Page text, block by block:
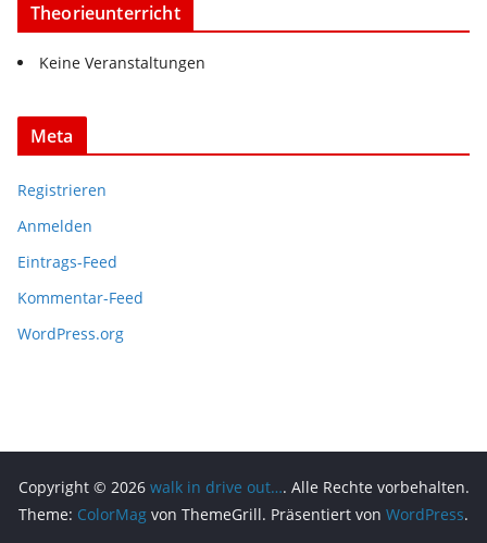
Theorieunterricht
Keine Veranstaltungen
Meta
Registrieren
Anmelden
Eintrags-Feed
Kommentar-Feed
WordPress.org
Copyright © 2026 walk in drive out…. Alle Rechte vorbehalten.
Theme: ColorMag von ThemeGrill. Präsentiert von WordPress.